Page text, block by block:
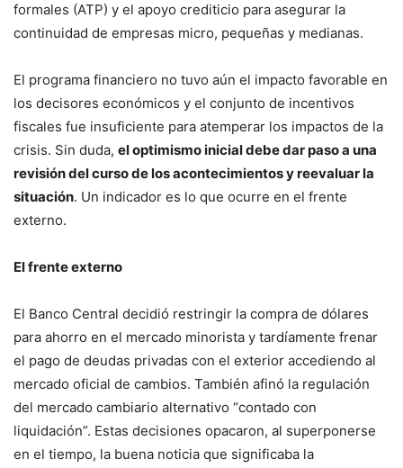
formales (ATP) y el apoyo crediticio para asegurar la
continuidad de empresas micro, pequeñas y medianas.
El programa financiero no tuvo aún el impacto favorable en
los decisores económicos y el conjunto de incentivos
fiscales fue insuficiente para atemperar los impactos de la
crisis. Sin duda, el optimismo inicial debe dar paso a una
revisión del curso de los acontecimientos y reevaluar la
situación. Un indicador es lo que ocurre en el frente
externo.
El frente externo
El Banco Central decidió restringir la compra de dólares
para ahorro en el mercado minorista y tardíamente frenar
el pago de deudas privadas con el exterior accediendo al
mercado oficial de cambios. También afinó la regulación
del mercado cambiario alternativo “contado con
liquidación”. Estas decisiones opacaron, al superponerse
en el tiempo, la buena noticia que significaba la